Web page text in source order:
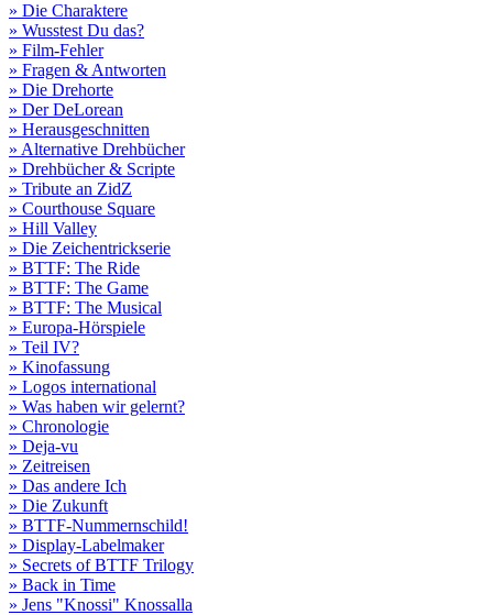
» Die Charaktere
» Wusstest Du das?
» Film-Fehler
» Fragen & Antworten
» Die Drehorte
» Der DeLorean
» Herausgeschnitten
» Alternative Drehbücher
» Drehbücher & Scripte
» Tribute an ZidZ
» Courthouse Square
» Hill Valley
» Die Zeichentrickserie
» BTTF: The Ride
» BTTF: The Game
» BTTF: The Musical
» Europa-Hörspiele
» Teil IV?
» Kinofassung
» Logos international
» Was haben wir gelernt?
» Chronologie
» Deja-vu
» Zeitreisen
» Das andere Ich
» Die Zukunft
» BTTF-Nummernschild!
» Display-Labelmaker
» Secrets of BTTF Trilogy
» Back in Time
» Jens "Knossi" Knossalla